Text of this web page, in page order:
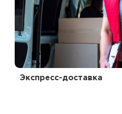
Экспресс-доставка